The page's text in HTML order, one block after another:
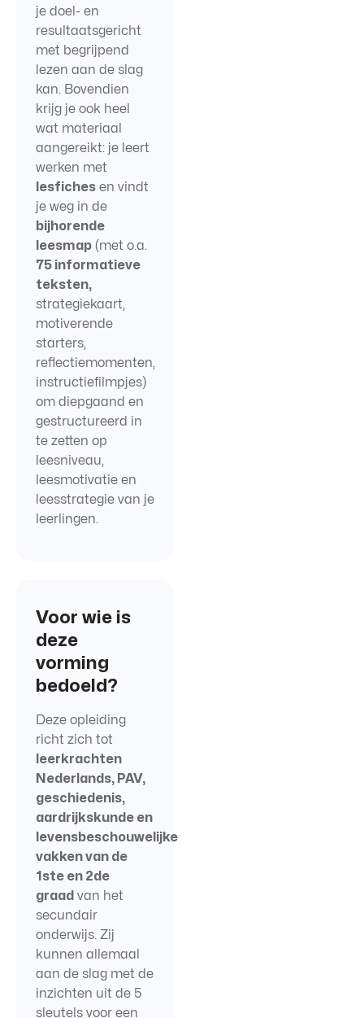
je doel- en
resultaatsgericht
met begrijpend
lezen aan de slag
kan. Bovendien
krijg je ook heel
wat materiaal
aangereikt: je leert
werken met
lesfiches en vindt
je weg in de
bijhorende
leesmap (met o.a.
75 informatieve
teksten,
strategiekaart,
motiverende
starters,
reflectiemomenten,
instructiefilmpjes)
om diepgaand en
gestructureerd in
te zetten op
leesniveau,
leesmotivatie en
leesstrategie van je
leerlingen.
Voor wie is
deze
vorming
bedoeld?
Deze opleiding
richt zich tot
leerkrachten
Nederlands, PAV,
geschiedenis,
aardrijkskunde en
levensbeschouwelijke
vakken van de
1ste en 2de
graad van het
secundair
onderwijs. Zij
kunnen allemaal
aan de slag met de
inzichten uit de 5
sleutels voor een